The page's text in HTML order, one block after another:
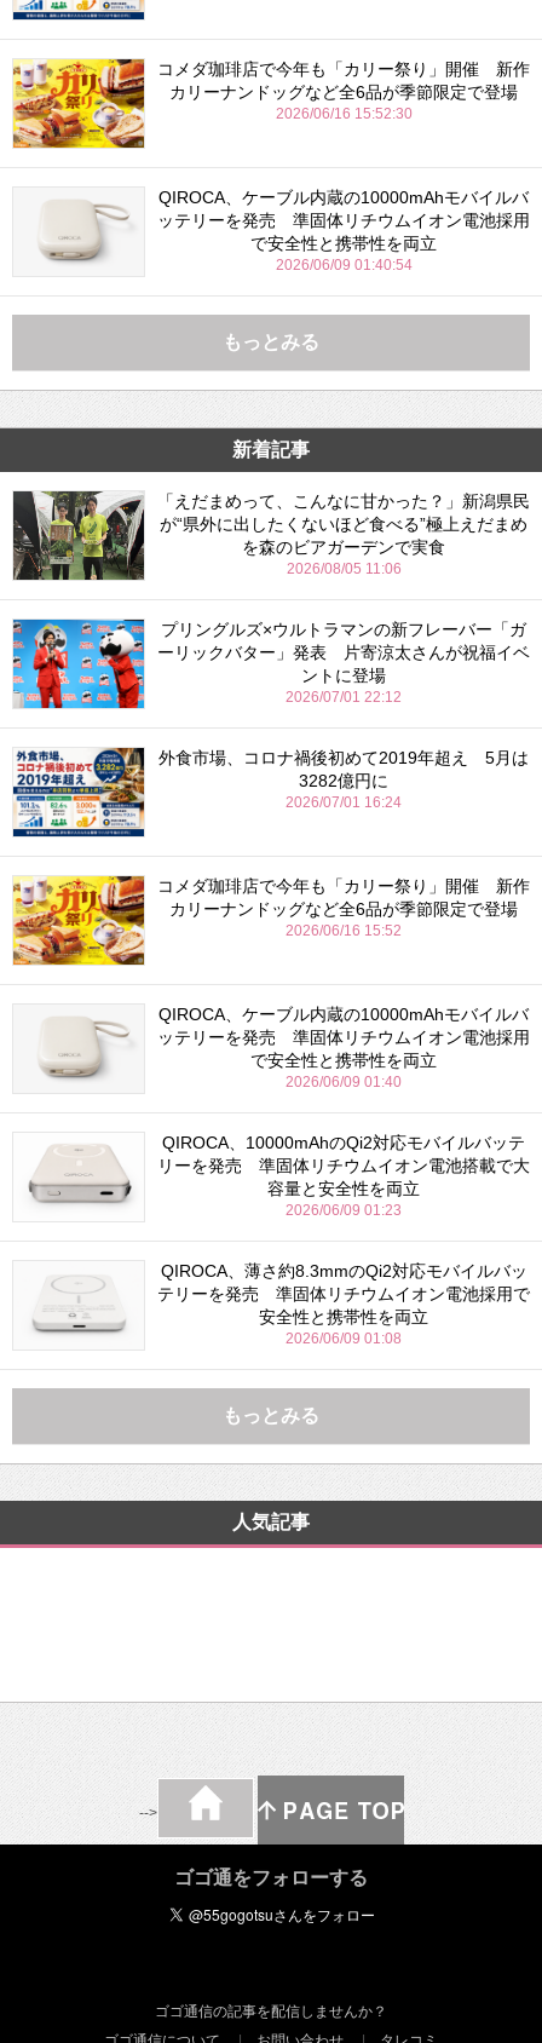
コメダ珈琲店で今年も「カリー祭り」開催 新作
カリーナンドッグなど全6品が季節限定で登場
2026/06/16 15:52:30
QIROCA、ケーブル内蔵の10000mAhモバイルバ
ッテリーを発売 準固体リチウムイオン電池採用
で安全性と携帯性を両立
2026/06/09 01:40:54
もっとみる
新着記事
「えだまめって、こんなに甘かった？」新潟県民
が“県外に出したくないほど食べる”極上えだまめ
を森のビアガーデンで実食
2026/08/05 11:06
プリングルズ×ウルトラマンの新フレーバー「ガ
ーリックバター」発表 片寄涼太さんが祝福イベ
ントに登場
2026/07/01 22:12
外食市場、コロナ禍後初めて2019年超え 5月は
3282億円に
2026/07/01 16:24
コメダ珈琲店で今年も「カリー祭り」開催 新作
カリーナンドッグなど全6品が季節限定で登場
2026/06/16 15:52
QIROCA、ケーブル内蔵の10000mAhモバイルバ
ッテリーを発売 準固体リチウムイオン電池採用
で安全性と携帯性を両立
2026/06/09 01:40
QIROCA、10000mAhのQi2対応モバイルバッテ
リーを発売 準固体リチウムイオン電池搭載で大
容量と安全性を両立
2026/06/09 01:23
QIROCA、薄さ約8.3mmのQi2対応モバイルバッ
テリーを発売 準固体リチウムイオン電池採用で
安全性と携帯性を両立
2026/06/09 01:08
もっとみる
人気記事
-->
ゴゴ通をフォローする
ゴゴ通信の記事を配信しませんか？